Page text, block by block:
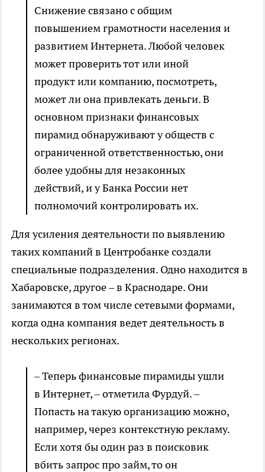
Снижение связано с общим
повышением грамотности населения и
развитием Интернета. Любой человек
может проверить тот или иной
продукт или компанию, посмотреть,
может ли она привлекать деньги. В
основном признаки финансовых
пирамид обнаруживают у обществ с
ограниченной ответственностью, они
более удобны для незаконных
действий, и у Банка России нет
полномочий контролировать их.
Для усиления деятельности по выявлению
таких компаний в Центробанке создали
специальные подразделения. Одно находится в
Хабаровске, другое – в Краснодаре. Они
занимаются в том числе сетевыми формами,
когда одна компания ведет деятельность в
нескольких регионах.
– Теперь финансовые пирамиды ушли
в Интернет, – отметила Фурдуй. –
Попасть на такую организацию можно,
например, через контекстную рекламу.
Если хотя бы один раз в поисковик
вбить запрос про займ, то он